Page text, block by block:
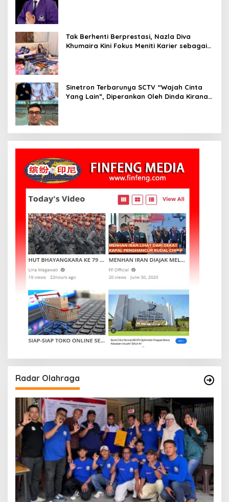
Tak Berhenti Berprestasi, Nazla Diva
Khumaira Kini Fokus Meniti Karier sebagai
Sinetron Terbarunya SCTV “Wajah Cinta
Yang Lain”, Diperankan Oleh Dinda Kirana,
Radar Olahraga